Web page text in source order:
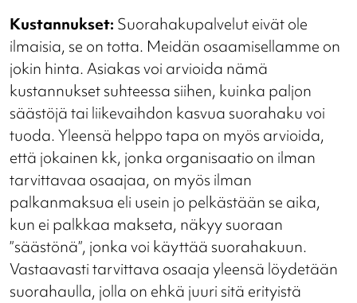
Kustannukset: Suorahakupalvelut eivät ole
ilmaisia, se on totta. Meidän osaamisellamme on
jokin hinta. Asiakas voi arvioida nämä
kustannukset suhteessa siihen, kuinka paljon
säästöjä tai liikevaihdon kasvua suorahaku voi
tuoda. Yleensä helppo tapa on myös arvioida,
että jokainen kk, jonka organisaatio on ilman
tarvittavaa osaajaa, on myös ilman
palkanmaksua eli usein jo pelkästään se aika,
kun ei palkkaa makseta, näkyy suoraan
”säästönä”, jonka voi käyttää suorahakuun.
Vastaavasti tarvittava osaaja yleensä löydetään
suorahaulla, jolla on ehkä juuri sitä erityistä